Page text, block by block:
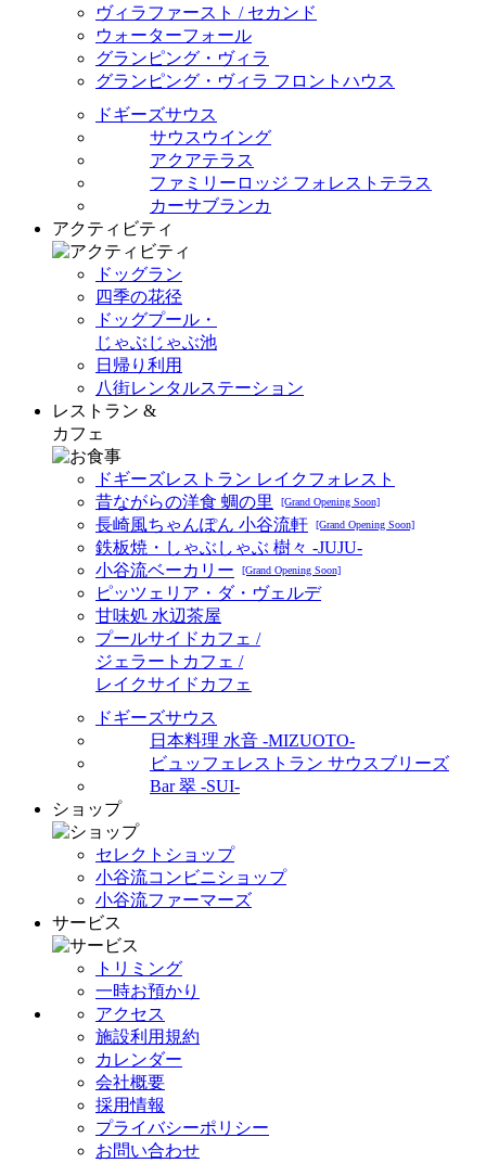
ヴィラファースト / セカンド
ウォーターフォール
グランピング・ヴィラ
グランピング・ヴィラ フロントハウス
ドギーズサウス
サウスウイング
アクアテラス
ファミリーロッジ フォレストテラス
カーサブランカ
アクティビティ
ドッグラン
四季の花径
ドッグプール・
じゃぶじゃぶ池
日帰り利用
八街レンタルステーション
レストラン &
カフェ
ドギーズレストラン レイクフォレスト
昔ながらの洋食 蜩の里
[Grand Opening Soon]
長崎風ちゃんぽん 小谷流軒 [Grand Opening Soon]
鉄板焼・しゃぶしゃぶ 樹々 -JUJU-
小谷流ベーカリー
[Grand Opening Soon]
ピッツェリア・ダ・ヴェルデ
甘味処 水辺茶屋
プールサイドカフェ /
ジェラートカフェ /
レイクサイドカフェ
ドギーズサウス
日本料理 水音 -MIZUOTO-
ビュッフェレストラン サウスブリーズ
Bar 翠 -SUI-
ショップ
セレクトショップ
小谷流コンビニショップ
小谷流ファーマーズ
サービス
トリミング
一時お預かり
アクセス
施設利用規約
カレンダー
会社概要
採用情報
プライバシーポリシー
お問い合わせ